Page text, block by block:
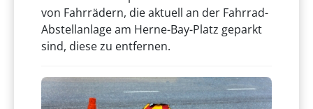
von Fahrrädern, die aktuell an der Fahrrad-
Abstellanlage am Herne-Bay-Platz geparkt
sind, diese zu entfernen.